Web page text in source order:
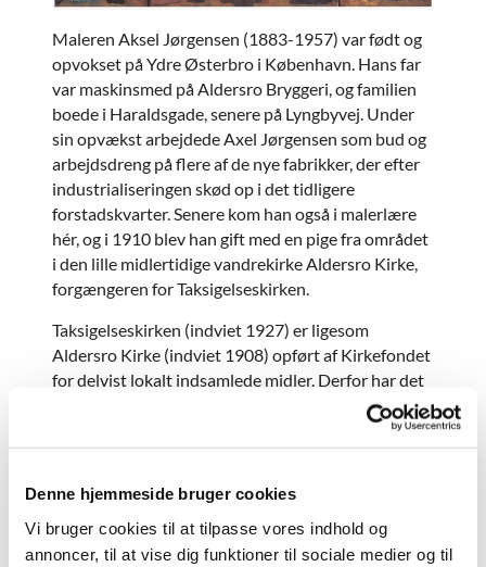
Denne hjemmeside bruger cookies
Vi bruger cookies til at tilpasse vores indhold og
annoncer, til at vise dig funktioner til sociale medier og til
Maleren Aksel Jørgensen (1883-1957) var født og
opvokset på Ydre Østerbro i København. Hans far
var maskinsmed på Aldersro Bryggeri, og familien
boede i Haraldsgade, senere på Lyngbyvej. Under
sin opvækst arbejdede Axel Jørgensen som bud og
arbejdsdreng på flere af de nye fabrikker, der efter
industrialiseringen skød op i det tidligere
forstadskvarter. Senere kom han også i malerlære
hér, og i 1910 blev han gift med en pige fra området
i den lille midlertidige vandrekirke Aldersro Kirke,
forgængeren for Taksigelseskirken.
Taksigelseskirken (indviet 1927) er ligesom
Aldersro Kirke (indviet 1908) opført af Kirkefondet
for delvist lokalt indsamlede midler. Derfor har det
været naturligt for kirkens præst A. Biering
Sørensen at bede den lokale kunstmaler om en gave
i form af en altertavle.
Axel Jørgensen, som på det tidspunkt allerede var
professor ved Kunstakademiet i København,
malede ikke blot en ”taksigelses”-altertavle, nemlig